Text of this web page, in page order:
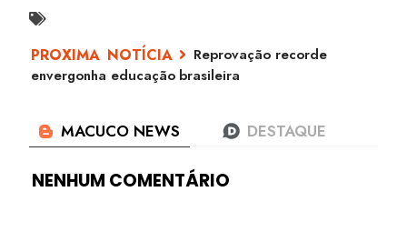
Reprovação recorde
envergonha educação brasileira
NENHUM COMENTÁRIO